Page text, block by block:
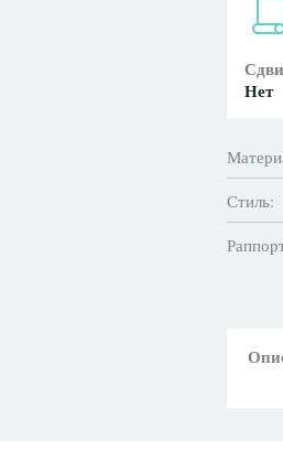
Нет
Стиль: